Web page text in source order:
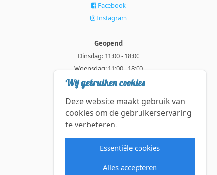
Facebook
Instagram
Geopend
Dinsdag: 11:00 - 18:00
Woensdag: 11:00 - 18:00
Donderdag: 11:00 - 21:00
Zaterdag: 11:00 - 18:00
Alle getoonde prijzen zijn incl. BTW.
©2026 Subliem — All rights reserved.
Wij gebruiken cookies
Deze website maakt gebruik van
cookies om de gebruikerservaring
te verbeteren.
Essentiële cookies
Alles accepteren